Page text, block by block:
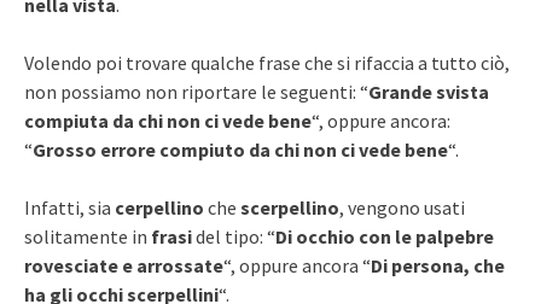
Volendo poi trovare qualche frase che si rifaccia a tutto ciò,
non possiamo non riportare le seguenti: “Grande svista
compiuta da chi non ci vede bene“, oppure ancora:
“Grosso errore compiuto da chi non ci vede bene“.
Infatti, sia cerpellino che scerpellino, vengono usati
solitamente in frasidel tipo: “Di occhio con le palpebre
rovesciate e arrossate“, oppure ancora “Di persona, che
ha gli occhi scerpellini“.